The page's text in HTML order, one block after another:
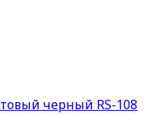
черный RS-108